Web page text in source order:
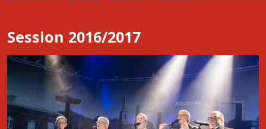
Session 2016/2017